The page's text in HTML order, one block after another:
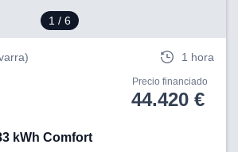
1 / 6
1 hora
Precio financiado
44.420 €
kWh Comfort